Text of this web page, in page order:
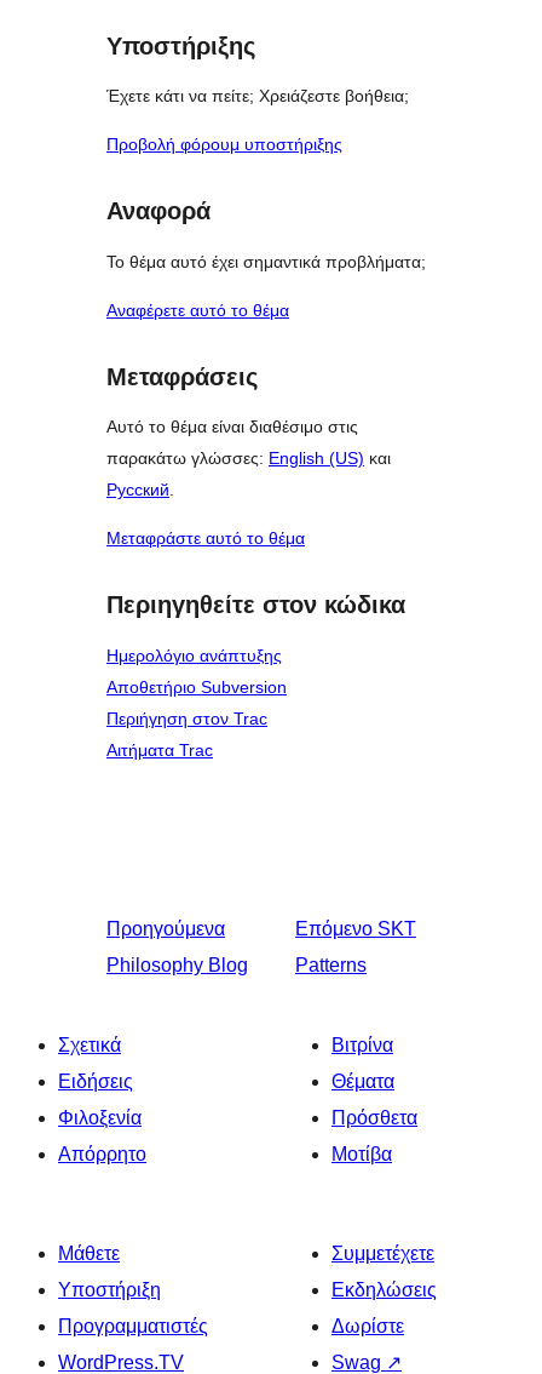
Υποστήριξης
Έχετε κάτι να πείτε; Χρειάζεστε βοήθεια;
Προβολή φόρουμ υποστήριξης
Αναφορά
Το θέμα αυτό έχει σημαντικά προβλήματα;
Αναφέρετε αυτό το θέμα
Μεταφράσεις
Αυτό το θέμα είναι διαθέσιμο στις
παρακάτω γλώσσες: English (US) και
Русский.
Μεταφράστε αυτό το θέμα
Περιηγηθείτε στον κώδικα
Ημερολόγιο ανάπτυξης
Αποθετήριο Subversion
Περιήγηση στον Trac
Αιτήματα Trac
Προηγούμενα
Philosophy Blog
Επόμενο SKT
Patterns
Σχετικά
Ειδήσεις
Φιλοξενία
Απόρρητο
Βιτρίνα
Θέματα
Πρόσθετα
Μοτίβα
Μάθετε
Υποστήριξη
Προγραμματιστές
WordPress.TV
Συμμετέχετε
Εκδηλώσεις
Δωρίστε
Swag ↗